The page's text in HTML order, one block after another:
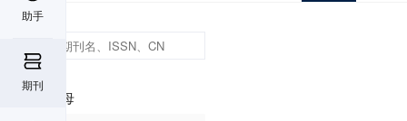
助手
期刊
首字母